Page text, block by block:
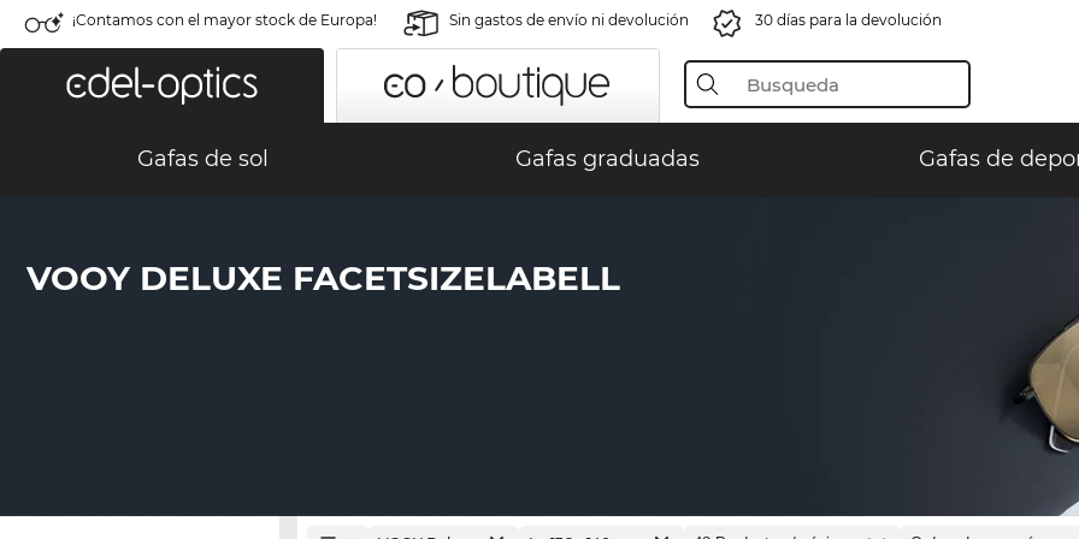
¡Contamos con el mayor stock de Europa! Sin gastos de envío ni devolución 30 días para la devolución
Gafas de sol Gafas graduadas Gafas de
VOOY DELUXE FACETSIZELABELL